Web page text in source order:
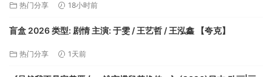
热门分享 18小时前
盲盒 2026 类型: 剧情 主演: 于雯 / 王艺哲 / 王泓鑫 【夸克】
热门分享 1天前